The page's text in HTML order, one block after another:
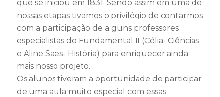
que se iniciou em 1831. Sendo assim em uma de
nossas etapas tivemos o privilégio de contarmos
com a participação de alguns professores
especialistas do Fundamental II (Célia- Ciências
e Aline Saes- História) para enriquecer ainda
mais nosso projeto.
Os alunos tiveram a oportunidade de participar
de uma aula muito especial com essas